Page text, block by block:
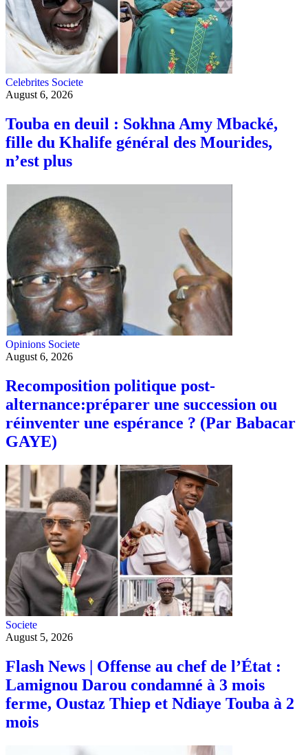
Celebrites Societe
August 6, 2026
Touba en deuil : Sokhna Amy Mbacké,
fille du Khalife général des Mourides,
n’est plus
Opinions Societe
August 6, 2026
Recomposition politique post-
alternance:préparer une succession ou
réinventer une espérance ? (Par Babacar
GAYE)
Societe
August 5, 2026
Flash News | Offense au chef de l’État :
Lamignou Darou condamné à 3 mois
ferme, Oustaz Thiep et Ndiaye Touba à 2
mois